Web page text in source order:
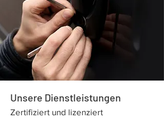
Unsere Dienstleistungen
Zertifiziert und lizenziert